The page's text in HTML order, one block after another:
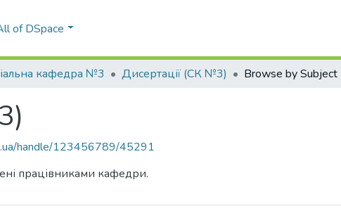
of DSpace
кафедра №3 Дисертації (СК №3) Browse by Subject
handle/123456789/45291
працівниками кафедри.